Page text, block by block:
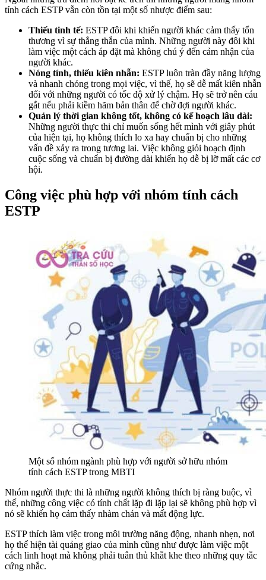
tính cách ESTP vẫn còn tồn tại một số nhược điểm sau:
Thiếu tinh tế: ESTP đôi khi khiến người khác cảm thấy tổn
thương vì sự thẳng thắn của mình. Những người này đôi khi
làm việc một cách áp đặt mà không chú ý đến cảm nhận của
người khác.
Nóng tính, thiếu kiên nhẫn: ESTP luôn tràn đầy năng lượng
và nhanh chóng trong mọi việc, vì thế, họ sẽ dễ mất kiên nhẫn
đối với những người có tốc độ xử lý chậm. Họ sẽ trở nên cáu
gắt nếu phải kiềm hãm bản thân để chờ đợi người khác.
Quản lý thời gian không tốt, không có kế hoạch lâu dài:
Những người thực thi chỉ muốn sống hết mình với giây phút
của hiện tại, họ không thích lo xa hay chuẩn bị cho những
vấn đề xảy ra trong tương lai. Việc không giỏi hoạch định
cuộc sống và chuẩn bị đường dài khiến họ dễ bị lỡ mất các cơ
hội.
Công việc phù hợp với nhóm tính cách
ESTP
Một số nhóm ngành phù hợp với người sở hữu nhóm
tính cách ESTP trong MBTI
Nhóm người thực thi là những người không thích bị ràng buộc, vì
thế, những công việc có tính chất lặp đi lặp lại sẽ không phù hợp vì
nó sẽ khiến họ cảm thấy nhàm chán và mất động lực.
ESTP thích làm việc trong môi trường năng động, nhanh nhẹn, nơi
họ thể hiện tài quảng giao của mình cũng như được làm việc một
cách linh hoạt mà không phải tuân thủ khắt khe theo những quy tắc
cứng nhắc.